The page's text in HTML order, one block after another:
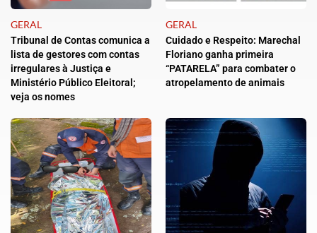
GERAL
Tribunal de Contas comunica a
lista de gestores com contas
irregulares à Justiça e
Ministério Público Eleitoral;
veja os nomes
GERAL
Cuidado e Respeito: Marechal
Floriano ganha primeira
“PATARELA” para combater o
atropelamento de animais